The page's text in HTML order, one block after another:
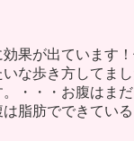
果が出ています
な歩き方してま
・・・お腹はま
脂肪でできてい